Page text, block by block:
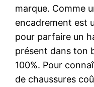
marque. Comme
encadrement est
pour parfaire un
présent dans ton
100%. Pour
de chaussures